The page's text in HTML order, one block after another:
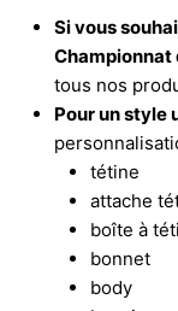
Si vous
Championnat
tous nos
Pour un style
tétine
attache
boîte à
bonnet
body